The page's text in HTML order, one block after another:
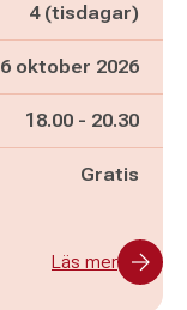
4 (tisdagar)
6 oktober 2026
Pågår mellan
18.00 - och
20.30
Gratis
Läs mer